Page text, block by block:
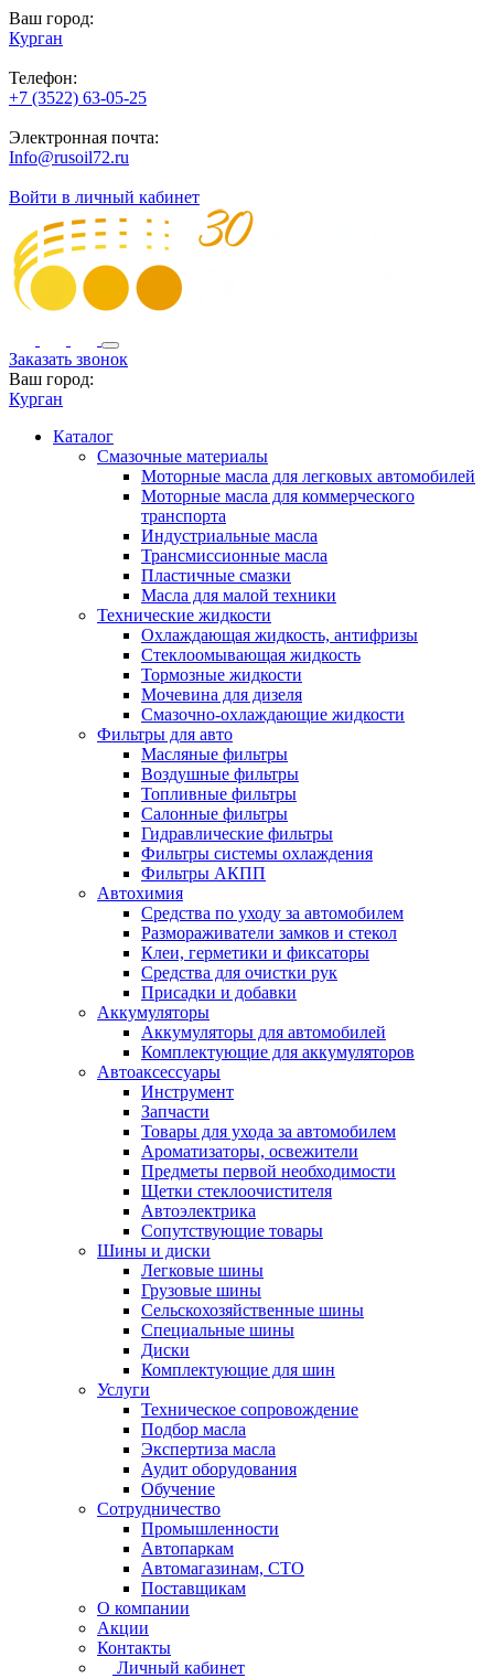
Ваш город:
Курган
Телефон:
+7 (3522) 63-05-25
Электронная почта:
Info@rusoil72.ru
Войти в личный кабинет
Заказать звонок
Ваш город:
Курган
Каталог
Смазочные материалы
Моторные масла для легковых автомобилей
Моторные масла для коммерческого
транспорта
Индустриальные масла
Трансмиссионные масла
Пластичные смазки
Масла для малой техники
Технические жидкости
Охлаждающая жидкость, антифризы
Стеклоомывающая жидкость
Тормозные жидкости
Мочевина для дизеля
Смазочно-охлаждающие жидкости
Фильтры для авто
Масляные фильтры
Воздушные фильтры
Топливные фильтры
Салонные фильтры
Гидравлические фильтры
Фильтры системы охлаждения
Фильтры АКПП
Автохимия
Средства по уходу за автомобилем
Размораживатели замков и стекол
Клеи, герметики и фиксаторы
Средства для очистки рук
Присадки и добавки
Аккумуляторы
Аккумуляторы для автомобилей
Комплектующие для аккумуляторов
Автоаксессуары
Инструмент
Запчасти
Товары для ухода за автомобилем
Ароматизаторы, освежители
Предметы первой необходимости
Щетки стеклоочистителя
Автоэлектрика
Сопутствующие товары
Шины и диски
Легковые шины
Грузовые шины
Сельскохозяйственные шины
Специальные шины
Диски
Комплектующие для шин
Услуги
Техническое сопровождение
Подбор масла
Экспертиза масла
Аудит оборудования
Обучение
Сотрудничество
Промышленности
Автопаркам
Автомагазинам, СТО
Поставщикам
О компании
Акции
Контакты
Личный кабинет